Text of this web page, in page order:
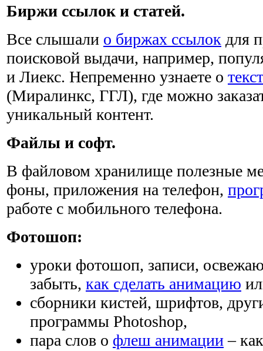
Биржи ссылок и статей.
Все слышали о биржах ссылок для
поисковой выдачи, например,
и Лиекс. Непременно узнаете о
(Миралинкс, ГГЛ), где можно
уникальный контент.
Файлы и софт.
В файловом хранилище полезные
фоны, приложения на телефон,
работе с мобильного телефона.
Фотошоп:
уроки фотошоп, записи,
забыть, как сделать анимацию
сборники кистей, шрифтов,
программы Photoshop,
пара слов о флеш анимации–